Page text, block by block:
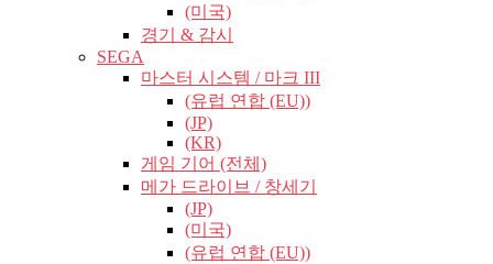
(미국)
경기 & 감시
SEGA
마스터 시스템 / 마크 III
(유럽​​ 연합 (EU))
(JP)
(KR)
게임 기어 (전체)
메가 드라이브 / 창세기
(JP)
(미국)
(유럽​​ 연합 (EU))